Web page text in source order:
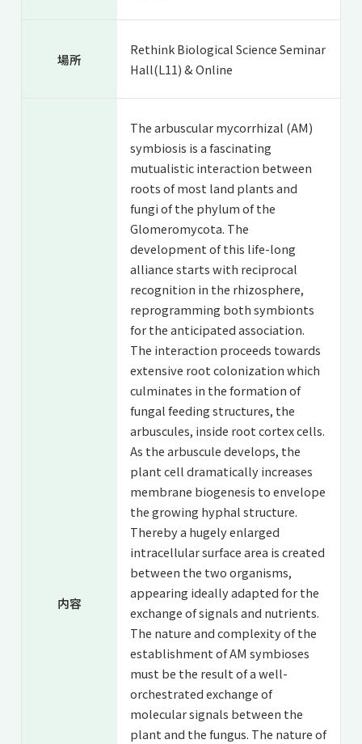
場所
Rethink Biological Science Seminar
Hall(L11) & Online
内容
The arbuscular mycorrhizal (AM)
symbiosis is a fascinating
mutualistic interaction between
roots of most land plants and
fungi of the phylum of the
Glomeromycota. The
development of this life-long
alliance starts with reciprocal
recognition in the rhizosphere,
reprogramming both symbionts
for the anticipated association.
The interaction proceeds towards
extensive root colonization which
culminates in the formation of
fungal feeding structures, the
arbuscules, inside root cortex cells.
As the arbuscule develops, the
plant cell dramatically increases
membrane biogenesis to envelope
the growing hyphal structure.
Thereby a hugely enlarged
intracellular surface area is created
between the two organisms,
appearing ideally adapted for the
exchange of signals and nutrients.
The nature and complexity of the
establishment of AM symbioses
must be the result of a well-
orchestrated exchange of
molecular signals between the
plant and the fungus. The nature of